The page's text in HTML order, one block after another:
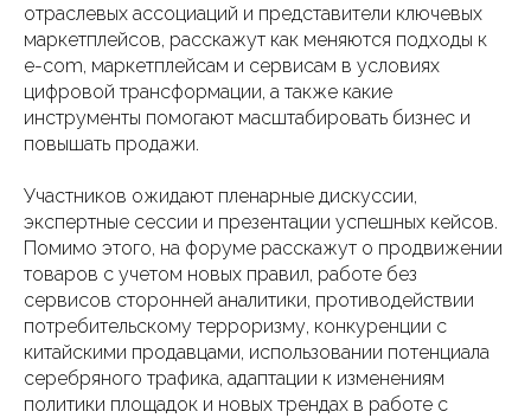
отраслевых ассоциаций и представители ключевых
маркетплейсов, расскажут как меняются подходы к
e-com, маркетплейсам и сервисам в условиях
цифровой трансформации, а также какие
инструменты помогают масштабировать бизнес и
повышать продажи.
Участников ожидают пленарные дискуссии,
экспертные сессии и презентации успешных кейсов.
Помимо этого, на форуме расскажут о продвижении
товаров с учетом новых правил, работе без
сервисов сторонней аналитики, противодействии
потребительскому терроризму, конкуренции с
китайскими продавцами, использовании потенциала
серебряного трафика, адаптации к изменениям
политики площадок и новых трендах в работе с